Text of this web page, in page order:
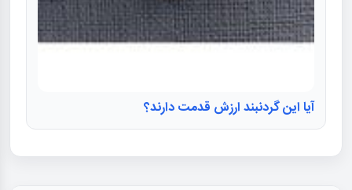
آیا این گردنبند ارزش قدمت دارند؟